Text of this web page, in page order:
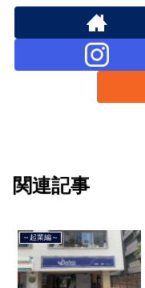
関連記事
～起業編～